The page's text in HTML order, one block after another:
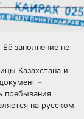
заполнение не
Казахстана и
–
пребывания
на русском